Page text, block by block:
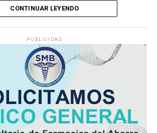
para auxiliar a la víctima, el operador
de seguridad para tratar de
como al vehículo.
el autobús fue encontrado
cruce de la calle 26 y la avenida 9, en
donde quedó bajo resguardo de las
parte de las investigaciones.
CONTINUAR LEYENDO
PUBLICIDAD